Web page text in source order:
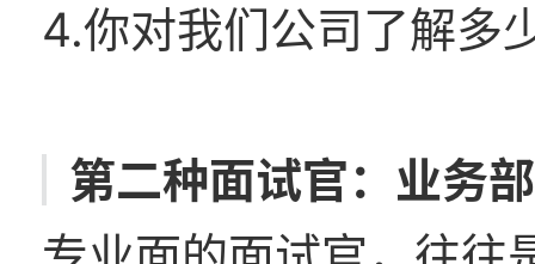
4.你对我们公司了解多
第二种面试官：业务